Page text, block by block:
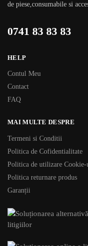
de piese,consumabile si
0741 83 83 83
HELP
Contul Meu
Contact
FAQ
MAI MULTE DESPRE
Termeni si Conditii
Politica de Cofidentialitate
Politica de utilizare Cookie-
Politica returnare produs
Garanții